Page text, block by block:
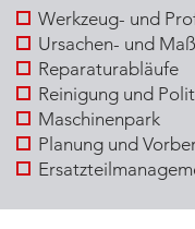
Werkzeug- und
Ursachen- und
Reparaturabläufe
Reinigung und
Maschinenpark
Planung und